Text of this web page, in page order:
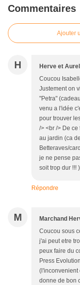
Commentaires
Ajouter
H Herve et
Coucou
Justement on
"Petra"
venu a l'idée
pour trouver
/> <br /> De
au jardin (ca
Betteraves/
je ne pense
soit trop dur !!!
Répondre
M Marchand
Coucou sous
j'ai peut etre
peux faire du
Press
(l'inconvenient
donne de bon